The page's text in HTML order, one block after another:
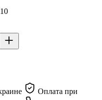
Оплата при